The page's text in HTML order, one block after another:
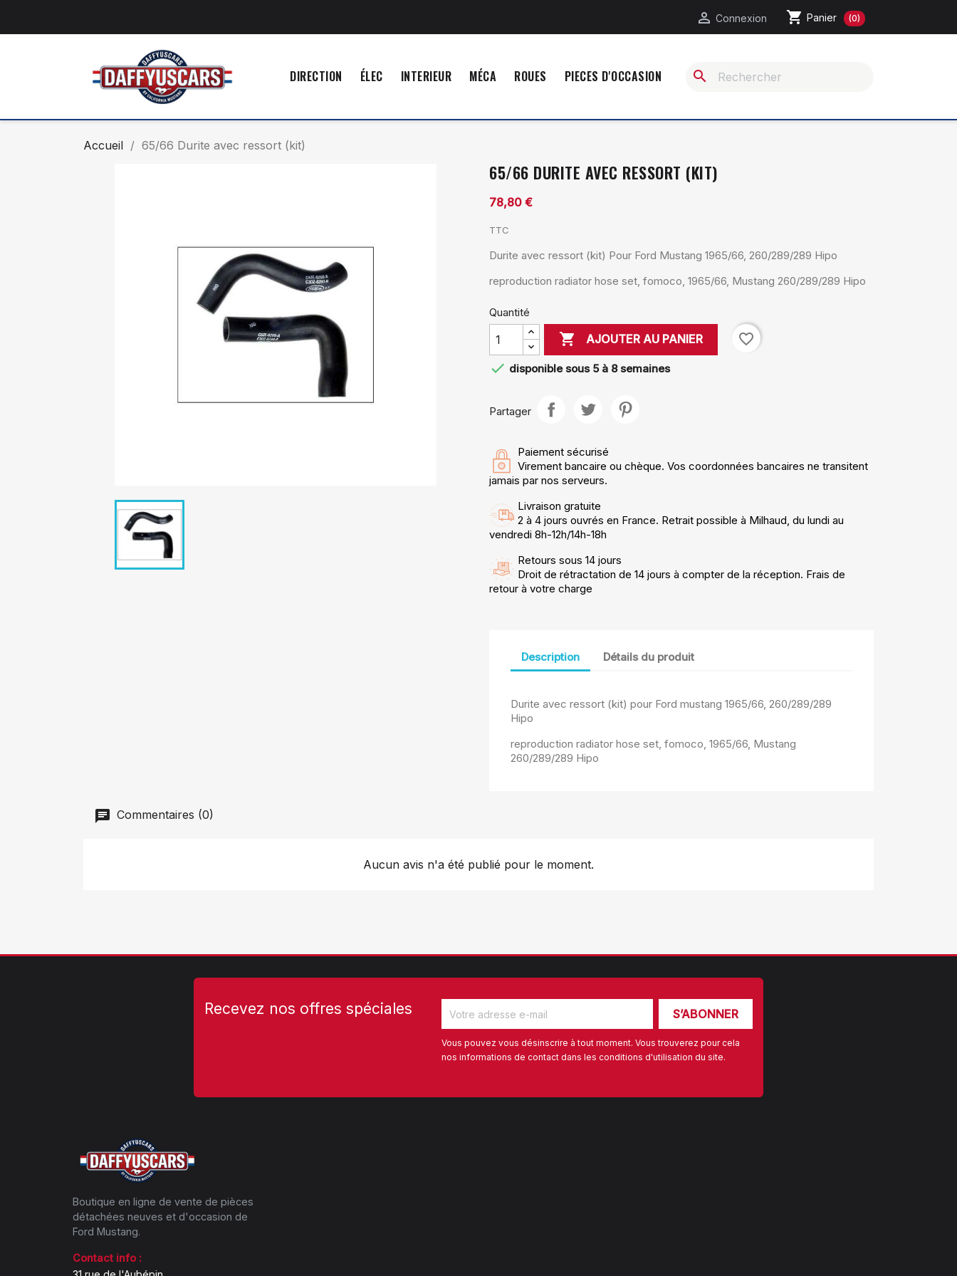
 Connexion shopping_cart Panier (0)
DIRECTION ÉLEC INTERIEUR MÉCA ROUES PIECES D'OCCASION search
Accueil 65/66 Durite avec ressort (kit)
65/66 DURITE AVEC RESSORT (KIT)
78,80 €
TTC
Durite avec ressort (kit) Pour Ford Mustang 1965/66, 260/289/289 Hipo
reproduction radiator hose set, fomoco, 1965/66, Mustang 260/289/289 Hipo
Quantité
 AJOUTER AU PANIER
favorite_border
 disponible sous 5 à 8 semaines
Partager
Paiement sécurisé
Virement bancaire ou chèque. Vos coordonnées bancaires ne transitent
jamais par nos serveurs.
Livraison gratuite
2 à 4 jours ouvrés en France. Retrait possible à Milhaud, du lundi au
vendredi 8h-12h/14h-18h
Retours sous 14 jours
Droit de rétractation de 14 jours à compter de la réception. Frais de
retour à votre charge
Description Détails du produit
Durite avec ressort (kit) pour Ford mustang 1965/66, 260/289/289
Hipo
reproduction radiator hose set, fomoco, 1965/66, Mustang
260/289/289 Hipo
Commentaires (0)
Aucun avis n'a été publié pour le moment.
Recevez nos offres spéciales
Vous pouvez vous désinscrire à tout moment. Vous trouverez pour cela
nos informations de contact dans les conditions d'utilisation du site.
Boutique en ligne de vente de pièces
détachées neuves et d'occasion de
Ford Mustang.
Contact info :